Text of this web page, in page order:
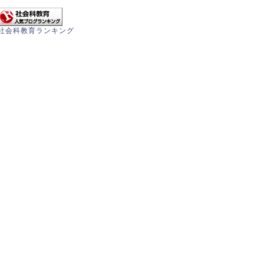
会科教育ランキング